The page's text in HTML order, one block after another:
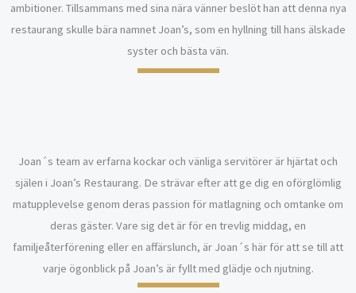
ambitioner. Tillsammans med sina nära vänner beslöt han att denna nya
restaurang skulle bära namnet Joan’s, som en hyllning till hans älskade
syster och bästa vän.
Joan´s team av erfarna kockar och vänliga servitörer är hjärtat och
själen i Joan’s Restaurang. De strävar efter att ge dig en oförglömlig
matupplevelse genom deras passion för matlagning och omtanke om
deras gäster. Vare sig det är för en trevlig middag, en
familjeåterförening eller en affärslunch, är Joan´s här för att se till att
varje ögonblick på Joan’s är fyllt med glädje och njutning.